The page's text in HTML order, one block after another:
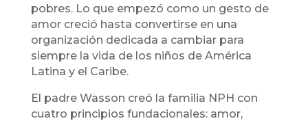
pobres. Lo que empezó como un gesto de
amor creció hasta convertirse en una
organización dedicada a cambiar para
siempre la vida de los niños de América
Latina y el Caribe.
El padre Wasson creó la familia NPH con
cuatro principios fundacionales: amor,